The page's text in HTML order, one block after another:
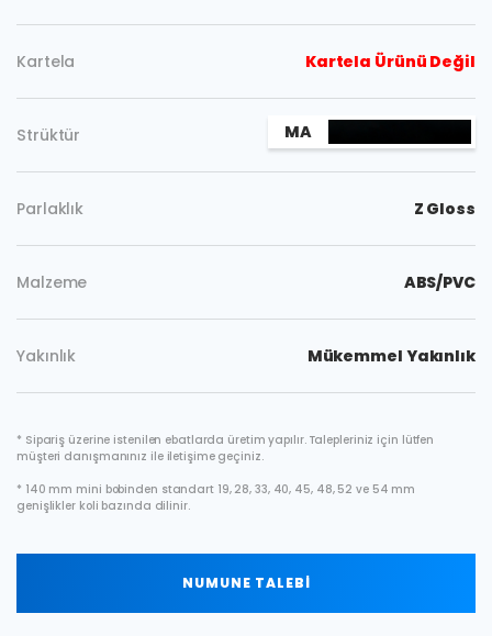
Kartela Kartela Ürünü Değil
Strüktür MA
Parlaklık Z Gloss
Malzeme ABS/PVC
Yakınlık Mükemmel Yakınlık
* Sipariş üzerine istenilen ebatlarda üretim yapılır. Talepleriniz için lütfen
müşteri danışmanınız ile iletişime geçiniz.
* 140 mm mini bobinden standart 19, 28, 33, 40, 45, 48, 52 ve 54 mm
genişlikler koli bazında dilinir.
NUMUNE TALEBİ
Kopyala